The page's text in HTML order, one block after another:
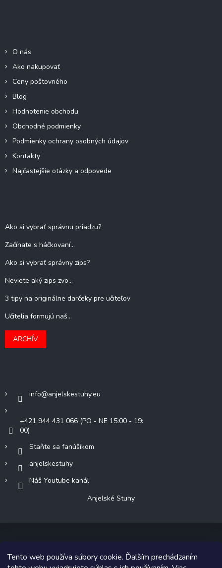
Tento web používa súbory cookie. Ďalším prechádzaním
O nás
Ako nakupovať
Ceny poštovného
Blog
Hodnotenie obchodu
Obchodné podmienky
Podmienky ochrany osobných údajov
Kontakty
Najčastejšie otázky a odpovede
Ako si vybrať správnu priadzu?
Začínate s háčkovaní...
Ako si vybrať správny zips?
Neviete aký zips zvo...
3 tipy na originálne darčeky pre učiteľov
Učitelia formujú naš...
ARCHÍV
info@anjelskestuhy.eu
+421 944 431 066 (PO - NE 15:00 - 19:
00)
Staňte sa fanúšikom
anjelskestuhy
Náš Youtube kanál
Anjelské Stuhy
Copyright 2026Anjelské Stuhy. Všetky práva vyhradené.